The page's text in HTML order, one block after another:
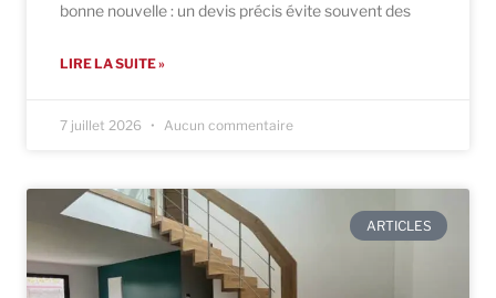
bonne nouvelle : un devis précis évite souvent des
LIRE LA SUITE »
7 juillet 2026 Aucun commentaire
ARTICLES